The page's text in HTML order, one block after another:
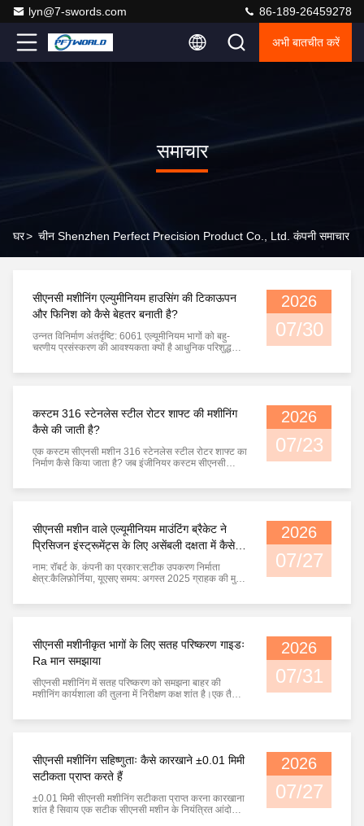
lyn@7-swords.com 86-189-26459278
अभी बातचीत करें
समाचार
घर> चीन Shenzhen Perfect Precision Product Co., Ltd. कंपनी समाचार
सीएनसी मशीनिंग एल्युमीनियम हाउसिंग की टिकाऊपन
और फिनिश को कैसे बेहतर बनाती है?
उन्नत विनिर्माण अंतर्दृष्टि: 6061 एल्यूमीनियम भागों को बहु-
चरणीय प्रसंस्करण की आवश्यकता क्यों है आधुनिक परिशुद्धता
सटीकता के आधार पर नहीं किया जाता है। इंजीनियरों को अब
2026
07/30
कस्टम 316 स्टेनलेस स्टील रोटर शाफ्ट की मशीनिंग
कैसे की जाती है?
एक कस्टम सीएनसी मशीन 316 स्टेनलेस स्टील रोटर शाफ्ट का
निर्माण कैसे किया जाता है? जब इंजीनियर कस्टम सीएनसी
आमतौर पर मशीनिंग क्षमता से अधिक की तलाश करते हैं - उन्हें
2026
07/23
सीएनसी मशीन वाले एल्यूमीनियम माउंटिंग ब्रैकेट ने
प्रिसिजन इंस्ट्रूमेंट्स के लिए असेंबली दक्षता में कैसे
सुधार किया
नाम: रॉबर्ट के. कंपनी का प्रकार:सटीक उपकरण निर्माता
क्षेत्र:कैलिफ़ोर्निया, यूएसए समय: अगस्त 2025 ग्राहक की मुख्य
6061-T6 एल्यूमीनियम माउंटिंग घटक के लिए एक विश्वसनीय
2026
07/27
सीएनसी मशीनीकृत भागों के लिए सतह परिष्करण गाइडः
Ra मान समझाया
सीएनसी मशीनिंग में सतह परिष्करण को समझना बाहर की
मशीनिंग कार्यशाला की तुलना में निरीक्षण कक्ष शांत है।एक तैयार
जबकि एक इंजीनियर धीरे-धीरे एक सतह मोटापा परीक्षक को
2026
07/31
सीएनसी मशीनिंग सहिष्णुताः कैसे कारखाने ±0.01 मिमी
सटीकता प्राप्त करते हैं
±0.01 मिमी सीएनसी मशीनिंग सटीकता प्राप्त करना कारखाना
शांत है सिवाय एक सटीक सीएनसी मशीन के नियंत्रित आंदोलन
2026
07/27